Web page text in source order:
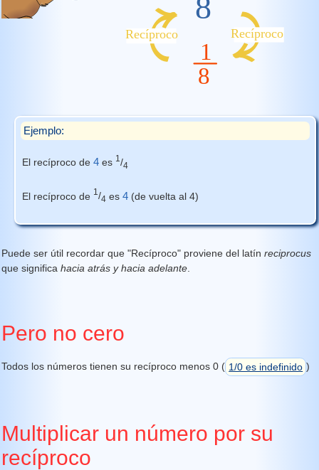
Ejemplo:
El recíproco de 4es 1 /4
El recíproco de 1/4 es 4 (de vuelta al 4)
Puede ser útil recordar que "Recíproco" proviene del latín reciprocus
que significa hacia atrás y hacia adelante.
Pero no cero
Todos los números tienen su recíproco menos 0 ( 1/0 es indefinido )
Multiplicar un número por su
recíproco